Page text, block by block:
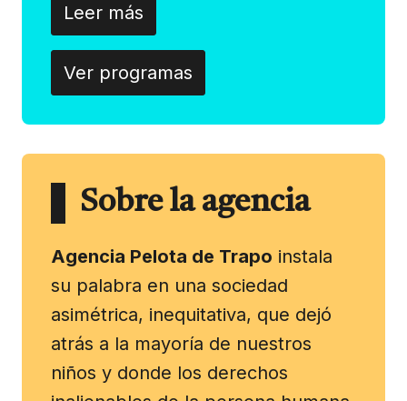
Leer más
Ver programas
Sobre la agencia
Agencia Pelota de Trapo instala
su palabra en una sociedad
asimétrica, inequitativa, que dejó
atrás a la mayoría de nuestros
niños y donde los derechos